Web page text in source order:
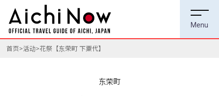
首页 活动 花祭【东荣町 下粟代】
东荣町